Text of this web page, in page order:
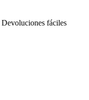
Devoluciones fáciles